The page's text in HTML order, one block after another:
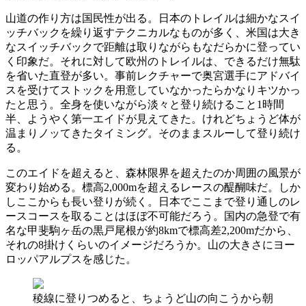
山道の作り方は国民性が出る。日本のトレイルは細かなスイ
ッチバックを繰り返すテクニカルなものが多く、米国は大き
なスイッチバックで距離は取りながらもなだらかに登ってい
く印象だ。それに対して欧州のトレイルは、できるだけ無駄
を省いた直登が多い。事前レクチャーで奥宮選手にアドバイ
スを受けてストックを用意していなかったらかなりキツかっ
たと思う。全身を使いながら淡々と登り続けること1時間
半、ようやく第一エイドが見えてきた。けれどちょうど体が
温まりノッてきたタイミング。そのままスルーして登り続け
る。
このエイドを超えると、森林限界を超えたのか周囲の風景が
変わり始める。標高2,000mを超えるレースの醍醐味だ。しか
しここからも長い登りが続く。日本でここまで登り通しのレ
ースコースを取ることはほぼ不可能だろう。国内の急登で有
名な甲斐駒ヶ岳の黒戸尾根が約8kmで標高差2,200mだから、
それの8掛けくらいのイメージだろうか。山の大きさにヨー
ロッパアルプスを感じた。
稜線に登りつめると、ちょうど山の向こうから朝